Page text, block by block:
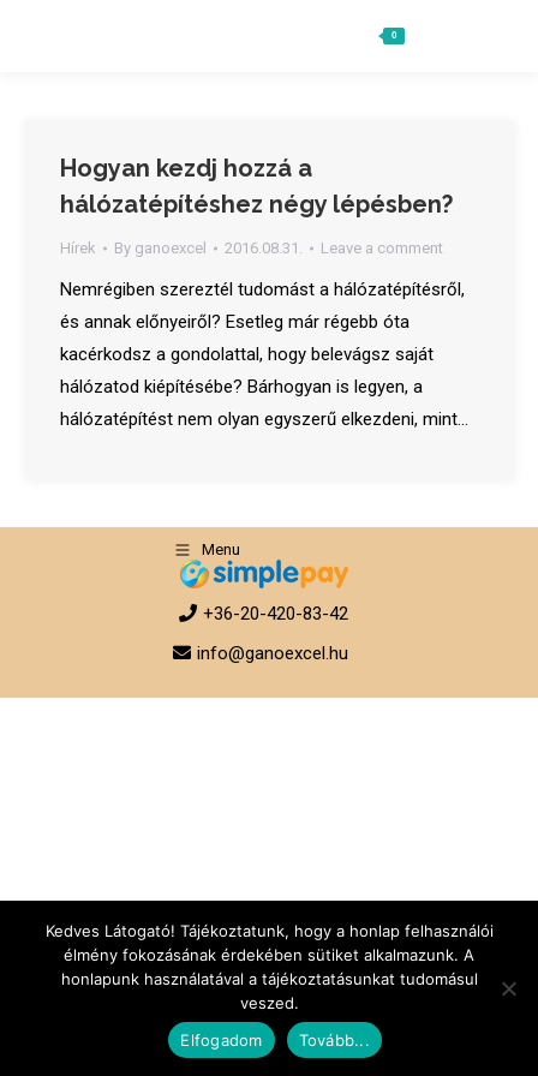
0
Hogyan kezdj hozzá a
hálózatépítéshez négy lépésben?
Hírek By ganoexcel 2016.08.31. Leave a comment
Nemrégiben szereztél tudomást a hálózatépítésről,
és annak előnyeiről? Esetleg már régebb óta
kacérkodsz a gondolattal, hogy belevágsz saját
hálózatod kiépítésébe? Bárhogyan is legyen, a
hálózatépítést nem olyan egyszerű elkezdeni, mint…
Menu
+36-20-420-83-42
info@ganoexcel.hu
Kedves Látogató! Tájékoztatunk, hogy a honlap felhasználói
élmény fokozásának érdekében sütiket alkalmazunk. A
honlapunk használatával a tájékoztatásunkat tudomásul
veszed.
Elfogadom
Tovább...